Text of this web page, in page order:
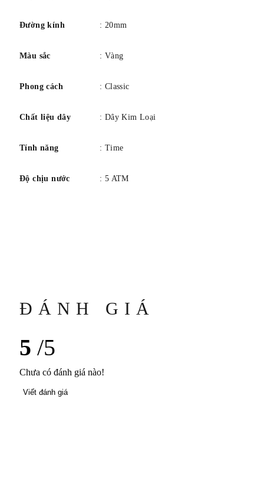
Đường kính : 20mm
Màu sắc : Vàng
Phong cách : Classic
Chất liệu dây : Dây Kim Loại
Tính năng : Time
Độ chịu nước : 5 ATM
ĐÁNH GIÁ
5 /5
Chưa có đánh giá nào!
Viết đánh giá